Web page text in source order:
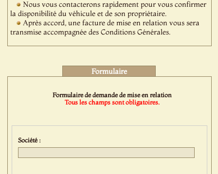
Nous vous contacterons rapidement pour vous confirmer
la disponibilité du véhicule et de son propriétaire.
Après accord, une facture de mise en relation vous sera
transmise accompagnée des Conditions Générales.
Formulaire
Formulaire de demande de mise en relation
Tous les champs sont obligatoires.
Société :